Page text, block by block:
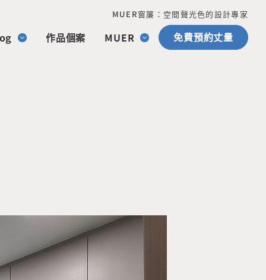
MUER窗簾：空間聲光色的設計專家
作品個案 MUER 免費預約丈量